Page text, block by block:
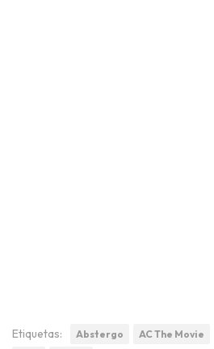
Etiquetas: Abstergo AC The Movie